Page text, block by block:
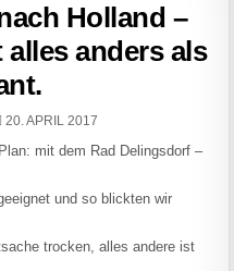
Holland –
anders als
PUBLISHED DATE:
20. APRIL 2017
mit dem Rad Delingsdorf –
und so blickten wir
trocken, alles andere ist